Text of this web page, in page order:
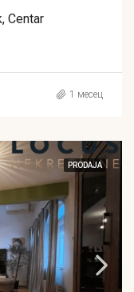
Centar
1 месец
PRODAJA